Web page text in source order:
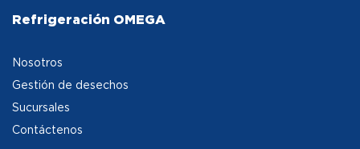
Refrigeración OMEGA
Nosotros
Gestión de desechos
Sucursales
Contáctenos